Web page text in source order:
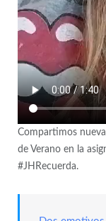
Compartimos
de Verano en la
#JHRecuerda.